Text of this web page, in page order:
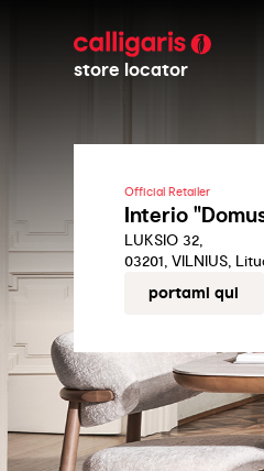
store locator
Official Retailer
Interio
LUKSIO 32,
03201, VILNIUS,
portami qui